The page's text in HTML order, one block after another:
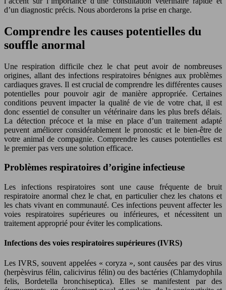
d’un diagnostic précis. Nous aborderons la prise en charge.
Comprendre les causes potentielles du
souffle anormal
Une respiration difficile chez le chat peut avoir de nombreuses
origines, allant des infections respiratoires bénignes aux problèmes
cardiaques graves. Il est crucial de comprendre les différentes causes
potentielles pour pouvoir agir de manière appropriée. Certaines
conditions peuvent impacter la qualité de vie de votre chat, il est
donc essentiel de consulter un vétérinaire dans les plus brefs délais.
La détection précoce et la mise en place d’un traitement adapté
peuvent améliorer considérablement le pronostic et le bien-être de
votre animal de compagnie. Comprendre les causes potentielles est
le premier pas vers une solution efficace.
Problèmes respiratoires d’origine infectieuse
Les infections respiratoires sont une cause fréquente de bruit
respiratoire anormal chez le chat, en particulier chez les chatons et
les chats vivant en communauté. Ces infections peuvent affecter les
voies respiratoires supérieures ou inférieures, et nécessitent un
traitement approprié pour éviter les complications.
Infections des voies respiratoires supérieures (IVRS)
Les IVRS, souvent appelées « coryza », sont causées par des virus
(herpèsvirus félin, calicivirus félin) ou des bactéries (Chlamydophila
felis, Bordetella bronchiseptica). Elles se manifestent par des